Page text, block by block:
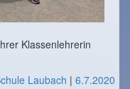
Klassenlehrerin
Laubach | 6.7.2020